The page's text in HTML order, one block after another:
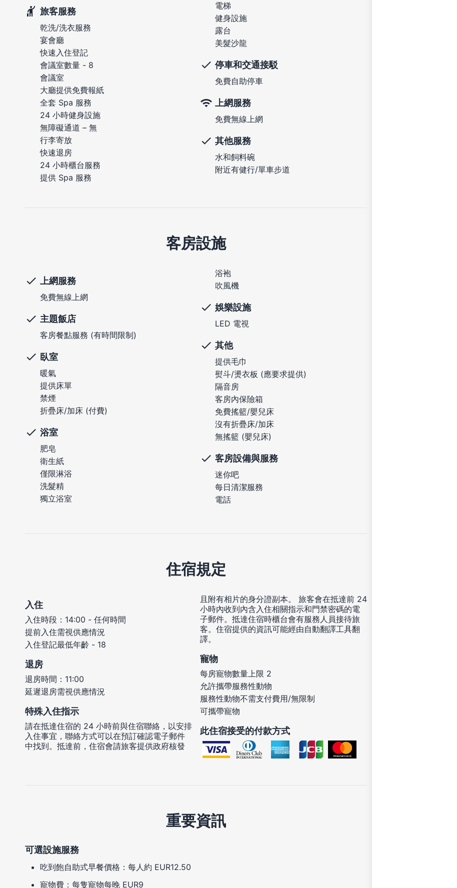
旅客服務
乾洗/洗衣服務
宴會廳
快速入住登記
會議室數量 - 8
會議室
大廳提供免費報紙
全套 Spa 服務
24 小時健身設施
無障礙通道 – 無
行李寄放
快速退房
24 小時櫃台服務
提供 Spa 服務
電梯
健身設施
露台
美髮沙龍
停車和交通接駁
免費自助停車
上網服務
免費無線上網
其他服務
水和飼料碗
附近有健行/單車步道
客房設施
上網服務
免費無線上網
主題飯店
客房餐點服務 (有時間限制)
臥室
暖氣
提供床單
禁煙
折疊床/加床 (付費)
浴室
肥皂
衛生紙
僅限淋浴
洗髮精
獨立浴室
浴袍
吹風機
娛樂設施
LED 電視
其他
提供毛巾
熨斗/燙衣板 (應要求提供)
隔音房
客房內保險箱
免費搖籃/嬰兒床
沒有折疊床/加床
無搖籃 (嬰兒床)
客房設備與服務
迷你吧
每日清潔服務
電話
住宿規定
入住
入住時段：14:00 - 任何時間
提前入住需視供應情況
入住登記最低年齡 - 18
退房
退房時間：11:00
延遲退房需視供應情況
特殊入住指示
請在抵達住宿的 24 小時前與住宿聯絡，以安排
入住事宜，聯絡方式可以在預訂確認電子郵件
中找到。抵達前，住宿會請旅客提供政府核發
且附有相片的身分證副本。 旅客會在抵達前 24
小時內收到內含入住相關指示和門禁密碼的電
子郵件。抵達住宿時櫃台會有服務人員接待旅
客。住宿提供的資訊可能經由自動翻譯工具翻
譯。
寵物
每房寵物數量上限 2
允許攜帶服務性動物
服務性動物不需支付費用/無限制
可攜帶寵物
此住宿接受的付款方式
重要資訊
可選設施服務
吃到飽自助式早餐價格：每人約 EUR12.50
寵物費：每隻寵物每晚 EUR9